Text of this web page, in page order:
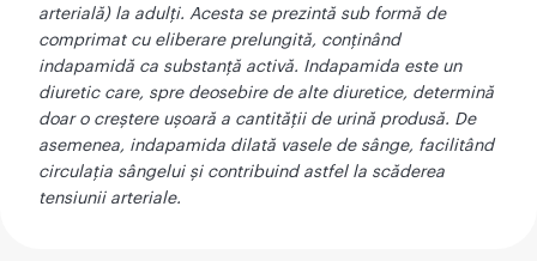
arterială) la adulți. Acesta se prezintă sub formă de
comprimat cu eliberare prelungită, conținând
indapamidă ca substanță activă. Indapamida este un
diuretic care, spre deosebire de alte diuretice, determină
doar o creștere ușoară a cantității de urină produsă. De
asemenea, indapamida dilată vasele de sânge, facilitând
circulația sângelui și contribuind astfel la scăderea
tensiunii arteriale.